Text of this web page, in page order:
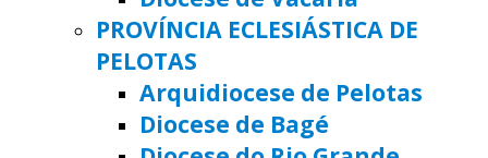
PROVÍNCIA ECLESIÁSTICA DE
PELOTAS
Arquidiocese de Pelotas
Diocese de Bagé